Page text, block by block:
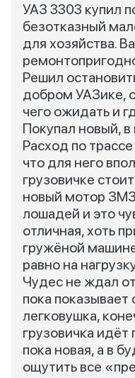
УАЗ 3303 купил
безотказный
для хозяйства.
Решил
добром УАЗике,
чего ожидать и
Покупал новый,
Расход по
что для него
грузовичке
новый мотор
лошадей и это
отличная, хоть
гружёной
равно на
Чудес не ждал
пока показывает
легковушка,
грузовичка
пока новая, а в
ощутить все